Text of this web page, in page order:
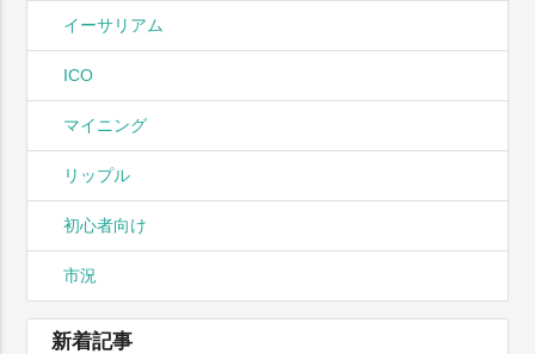
イーサリアム
ICO
マイニング
リップル
初心者向け
市況
新着記事